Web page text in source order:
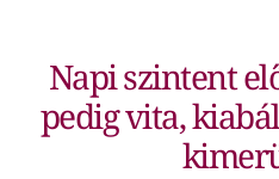
Napi szintent
pedig vita,